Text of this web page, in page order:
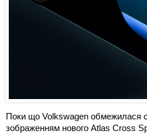
Поки що Volkswagen обмежилася
зображенням нового Atlas Cross